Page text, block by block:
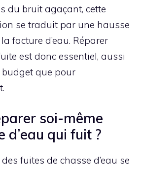
du bruit agaçant, cette
se traduit par une hausse
facture d’eau. Réparer
est donc essentiel, aussi
que pour
soi-même
d’eau qui fuit ?
fuites de chasse d’eau se